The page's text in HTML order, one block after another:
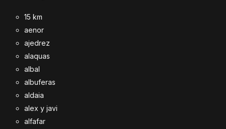
15 km
aenor
ajedrez
alaquas
albal
albuferas
aldaia
alex y javi
alfafar